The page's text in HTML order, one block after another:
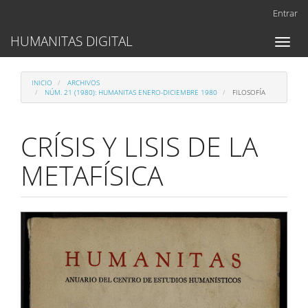
Contenido
principal
lateral
Entrar
Toggle
HUMANITAS DIGITAL
INICIO
ARCHIVOS
NÚM. 21 (1980): HUMANITAS ENERO-DICIEMBRE 1980
FILOSOFÍA
CRÍSIS Y LISIS DE LA
METAFÍSICA
Barra
lateral
del
artículo